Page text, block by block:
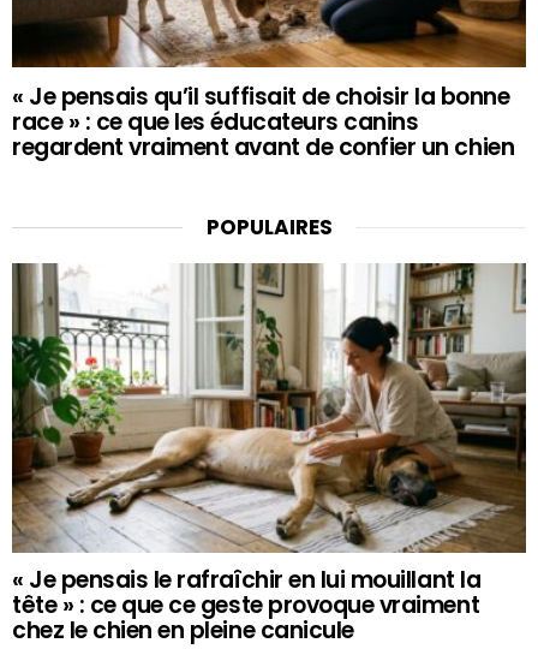
« Je pensais qu’il suffisait de choisir la bonne
race » : ce que les éducateurs canins
regardent vraiment avant de confier un chien
POPULAIRES
« Je pensais le rafraîchir en lui mouillant la
tête » : ce que ce geste provoque vraiment
chez le chien en pleine canicule